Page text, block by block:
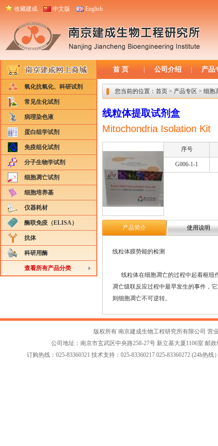
收藏建成 中文版 English
首 页 公司介绍 产品
氧化抗氧化、科研试剂
常见生化试剂
病理染色液
蛋白组学试剂
免疫组化试剂
分子生物学试剂
细胞凋亡试剂
细胞培养基
仪器耗材
酶联免疫（ELISA）
抗体
科研用酶
查看所有产品分类
您当前的位置： 首页 > 产品专区 > 细胞
线粒体提取试剂盒
Mitochondria Isolation Kit
序号
G006-1-1
产品简介 使用说明
线粒体膜势能的检测
线粒体在细胞凋亡的过程中起着枢纽
凋亡级联反应过程中最早发生的事件，
则细胞凋亡不可逆转。
版权所有 南京建成生物工程研究所有限公司 营
公司地址：南京市玄武区中央路258-27号 新立基大厦1106室 邮政
订购热线：025-83360321 技术支持：025-83360217 025-83360272 (24h热